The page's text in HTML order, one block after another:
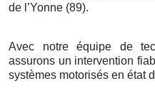
de l’Yonne (89).
Avec notre équipe de
assurons un intervention
systèmes motorisés en état